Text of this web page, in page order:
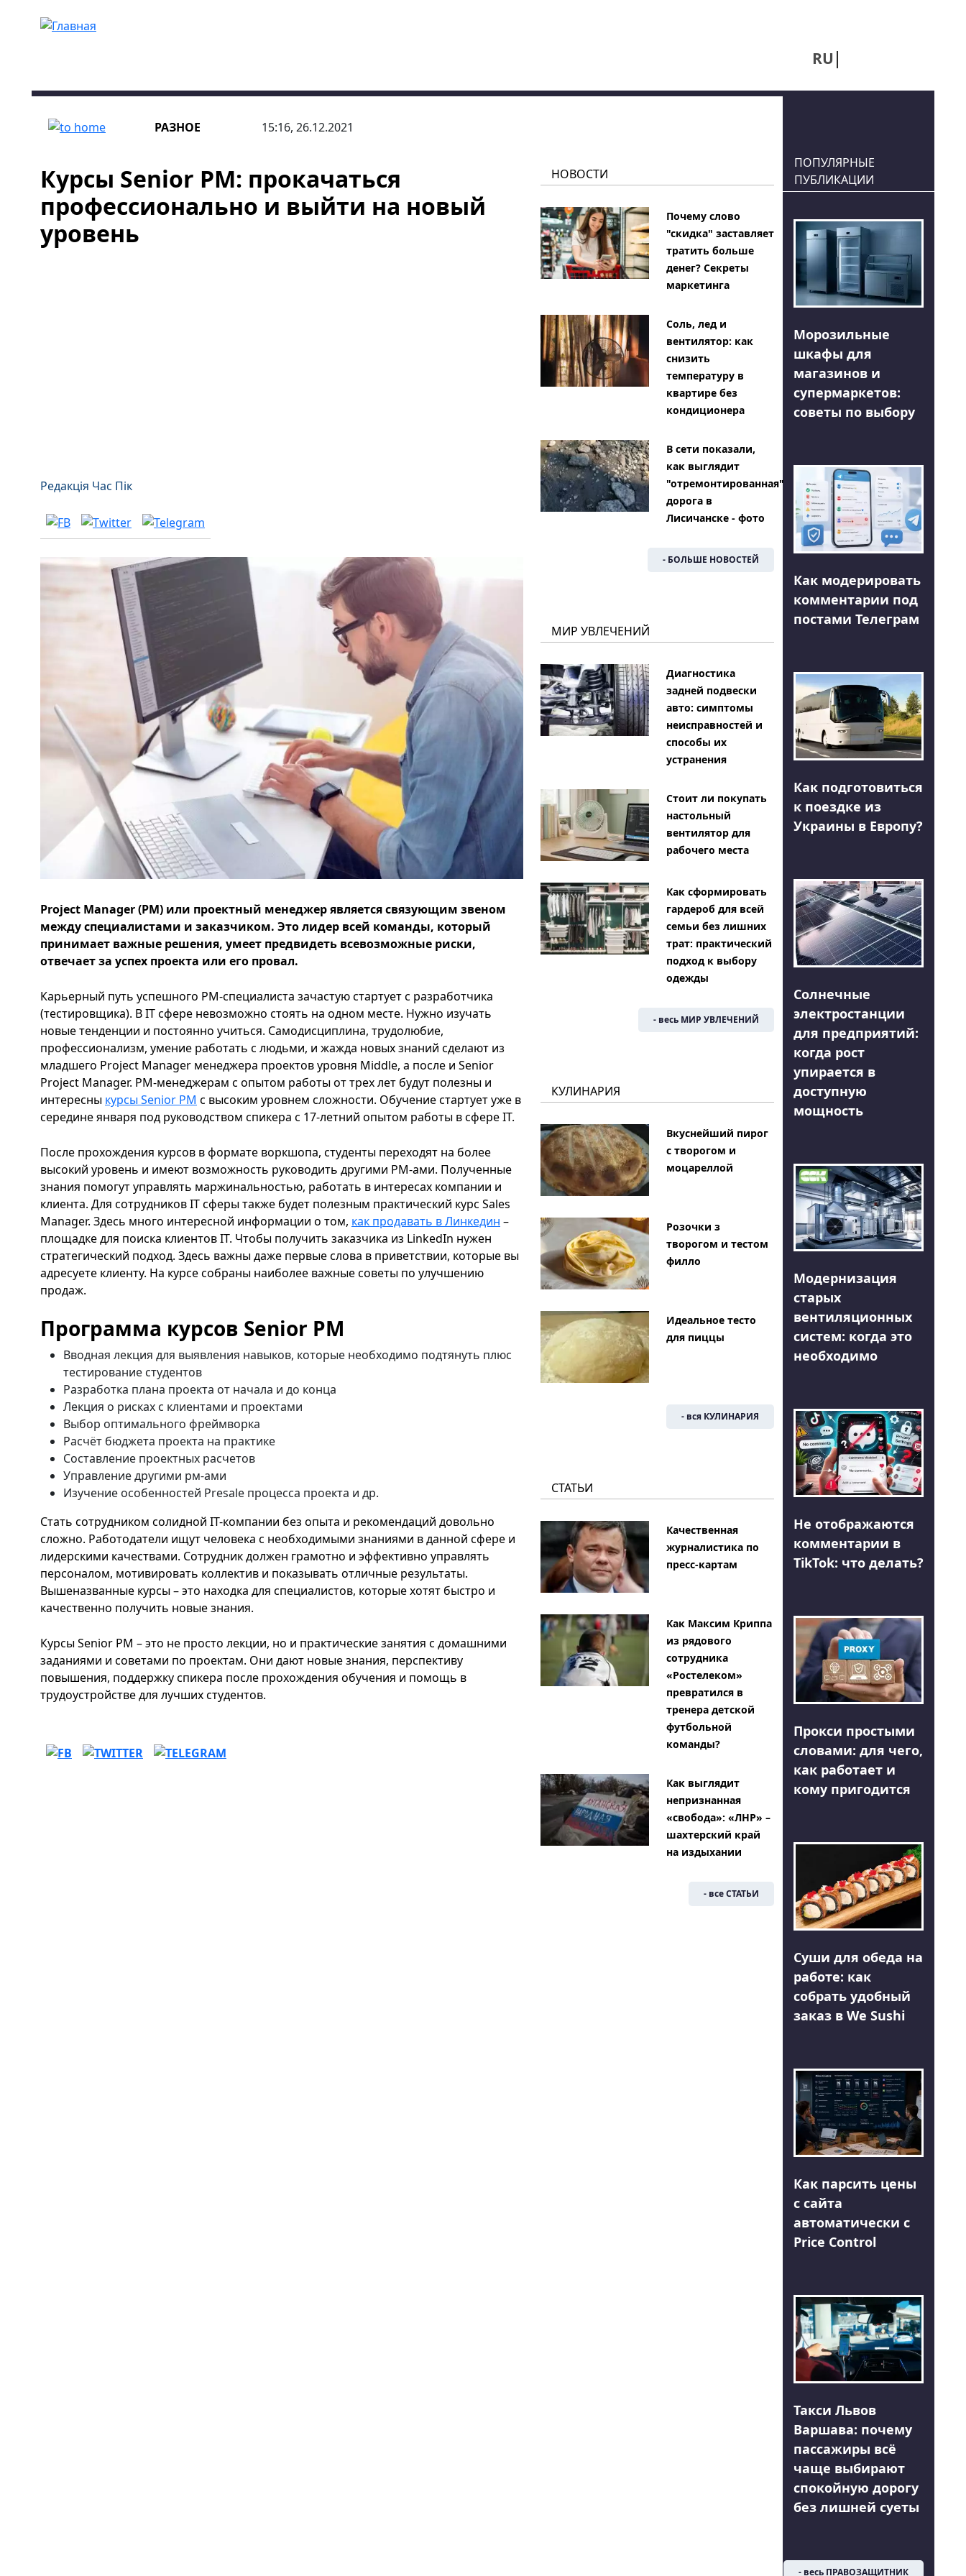
RU
РАЗНОЕ 15:16, 26.12.2021
Курсы Senior PM: прокачаться
профессионально и выйти на новый
уровень
Редакція Час Пік
Project Manager (PM) или проектный менеджер является связующим звеном
между специалистами и заказчиком. Это лидер всей команды, который
принимает важные решения, умеет предвидеть всевозможные риски,
отвечает за успех проекта или его провал.
Карьерный путь успешного РМ-специалиста зачастую стартует с разработчика
(тестировщика). В IT сфере невозможно стоять на одном месте. Нужно изучать
новые тенденции и постоянно учиться. Самодисциплина, трудолюбие,
профессионализм, умение работать с людьми, и жажда новых знаний сделают из
младшего Project Manager менеджера проектов уровня Middle, а после и Senior
Project Manager. РМ-менеджерам с опытом работы от трех лет будут полезны и
интересны курсы Senior PM с высоким уровнем сложности. Обучение стартует уже в
середине января под руководством спикера с 17-летний опытом работы в сфере IT.
После прохождения курсов в формате воркшопа, студенты переходят на более
высокий уровень и имеют возможность руководить другими РМ-ами. Полученные
знания помогут управлять маржинальностью, работать в интересах компании и
клиента. Для сотрудников IT сферы также будет полезным практический курс Sales
Manager. Здесь много интересной информации о том, как продавать в Линкедин –
площадке для поиска клиентов IT. Чтобы получить заказчика из LinkedIn нужен
стратегический подход. Здесь важны даже первые слова в приветствии, которые вы
адресуете клиенту. На курсе собраны наиболее важные советы по улучшению
продаж.
Программа курсов Senior PM
Вводная лекция для выявления навыков, которые необходимо подтянуть плюс
тестирование студентов
Разработка плана проекта от начала и до конца
Лекция о рисках с клиентами и проектами
Выбор оптимального фреймворка
Расчёт бюджета проекта на практике
Составление проектных расчетов
Управление другими рм-ами
Изучение особенностей Presale процесса проекта и др.
Стать сотрудником солидной IT-компании без опыта и рекомендаций довольно
сложно. Работодатели ищут человека с необходимыми знаниями в данной сфере и
лидерскими качествами. Сотрудник должен грамотно и эффективно управлять
персоналом, мотивировать коллектив и показывать отличные результаты.
Вышеназванные курсы – это находка для специалистов, которые хотят быстро и
качественно получить новые знания.
Курсы Senior PM – это не просто лекции, но и практические занятия с домашними
заданиями и советами по проектам. Они дают новые знания, перспективу
повышения, поддержку спикера после прохождения обучения и помощь в
трудоустройстве для лучших студентов.
НОВОСТИ
Почему слово
"скидка" заставляет
тратить больше
денег? Секреты
маркетинга
Соль, лед и
вентилятор: как
снизить
температуру в
квартире без
кондиционера
В сети показали,
как выглядит
"отремонтированная"
дорога в
Лисичанске - фото
- БОЛЬШЕ НОВОСТЕЙ
МИР УВЛЕЧЕНИЙ
Диагностика
задней подвески
авто: симптомы
неисправностей и
способы их
устранения
Стоит ли покупать
настольный
вентилятор для
рабочего места
Как сформировать
гардероб для всей
семьи без лишних
трат: практический
подход к выбору
одежды
- весь МИР УВЛЕЧЕНИЙ
КУЛИНАРИЯ
Вкуснейший пирог
с творогом и
моцареллой
Розочки з
творогом и тестом
филло
Идеальное тесто
для пиццы
- вся КУЛИНАРИЯ
СТАТЬИ
Качественная
журналистика по
пресс-картам
Как Максим Криппа
из рядового
сотрудника
«Ростелеком»
превратился в
тренера детской
футбольной
команды?
Как выглядит
непризнанная
«свобода»: «ЛНР» –
шахтерский край
на издыхании
- все СТАТЬИ
ПОПУЛЯРНЫЕ
ПУБЛИКАЦИИ
Морозильные
шкафы для
магазинов и
супермаркетов:
советы по выбору
Как модерировать
комментарии под
постами Телеграм
Как подготовиться
к поездке из
Украины в Европу?
Солнечные
электростанции
для предприятий:
когда рост
упирается в
доступную
мощность
Модернизация
старых
вентиляционных
систем: когда это
необходимо
Не отображаются
комментарии в
TikTok: что делать?
Прокси простыми
словами: для чего,
как работает и
кому пригодится
Суши для обеда на
работе: как
собрать удобный
заказ в We Sushi
Как парсить цены
с сайта
автоматически с
Price Control
Такси Львов
Варшава: почему
пассажиры всё
чаще выбирают
спокойную дорогу
без лишней суеты
- весь ПРАВОЗАЩИТНИК